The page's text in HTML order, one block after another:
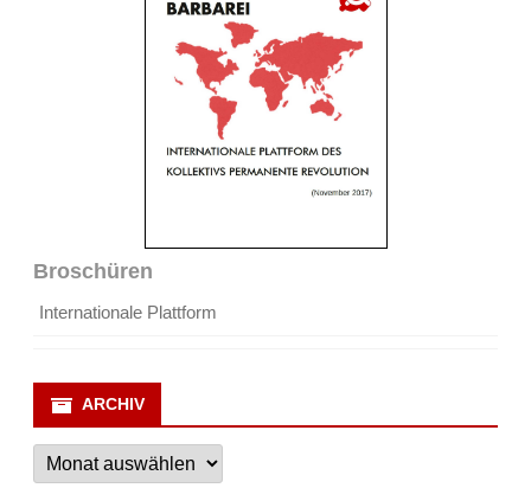
Broschüren
Internationale Plattform
ARCHIV
Archiv